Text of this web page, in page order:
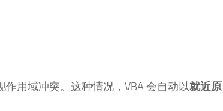
用域冲突。这种情况，VBA 会自动以就近原